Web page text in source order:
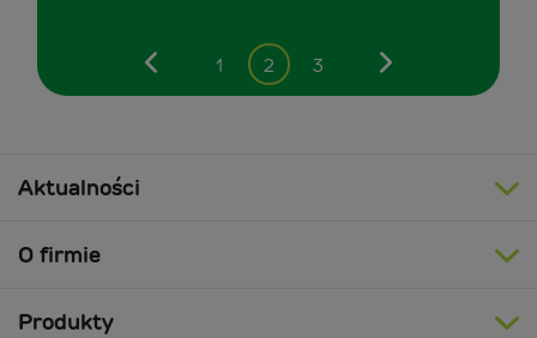
Poprzedni
1 2 3 Następny
Aktualności
O firmie
Produkty